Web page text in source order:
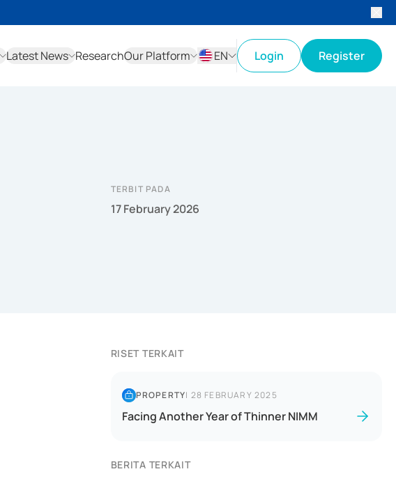
Latest News ResearchOur Platform
EN
Login Register
TERBIT PADA
17 February 2026
RISET TERKAIT
PROPERTY| 28 FEBRUARY 2025
Facing Another Year of Thinner NIMM
BERITA TERKAIT